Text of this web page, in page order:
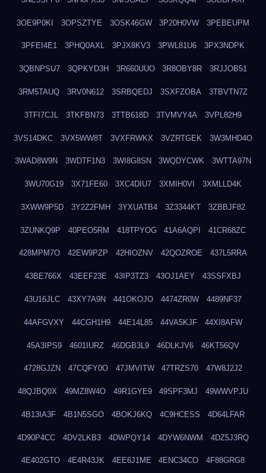
3OE9P0KI 3OPSZTYE 3OSK46GW 3P20H0VW 3PEBEUPM
3PFEI4E1 3PHQ0AXL 3PJX8KV3 3PWL81U6 3PX3NDPK
3QBNPSU7 3QPKYD3H 3R660UUO 3R8OBY8R 3RJJOB51
3RM5TAUQ 3RV0N612 3SRBQEDJ 3SXFZOBA 3TBVTN7Z
3TFI7CJL 3TKFBN73 3TTB618D 3TVMVY4A 3VPL82H9
3VS14DKC 3VX5WW8T 3VXFRWKX 3VZRTGEK 3W3MHD4O
3WAD8W9N 3WDTF1N3 3WI8G8SN 3WQDYCWK 3WTTA97N
3WU70G19 3X71FE60 3XC4DIU7 3XMIH0VI 3XMLLD4K
3XWW9P5D 3Y2Z2FMH 3YXUATB4 3Z3344KT 3ZBBJF82
3ZUNKQ9P 40PEO5RM 418TPYOG 41A6AQPI 41CR68ZC
428MPM7O 42EW9PZP 42HIOZNV 42QOZROE 437L5RRA
43BE766X 43EEF23E 43IP3TZ3 43OJ1AEY 43SSFXBJ
43U16JLC 43XY7A9N 441OKOJO 4474ZR0W 4489NF37
44AFGVXY 44CGH1H9 44E14L85 44VA5KJF 44XI8AFW
45A3IPS9 4601IURZ 46DGB3L9 46DLKJV6 46KT56QV
4728GJZN 47CQFY0O 47JMVITW 47TRZS70 47W8J2J2
48QJBQ0X 49MZ8W4O 49R1GYE9 49SPF3MJ 49WWVPJU
4B13IA3F 4B1N5SGO 4BOKJ6KQ 4C9HCESS 4D64LFAR
4D90P4CC 4DV2LKB3 4DWPQY14 4DYW6NWM 4DZ5J3RQ
4E402GTO 4E4R43JK 4EE6J1ME 4ENC34CO 4F88GRG8